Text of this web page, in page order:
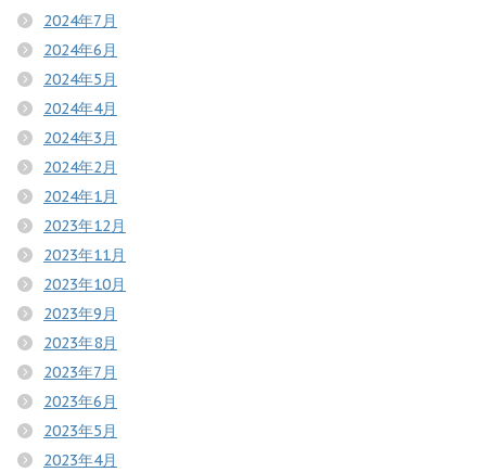
2024年7月
2024年6月
2024年5月
2024年4月
2024年3月
2024年2月
2024年1月
2023年12月
2023年11月
2023年10月
2023年9月
2023年8月
2023年7月
2023年6月
2023年5月
2023年4月